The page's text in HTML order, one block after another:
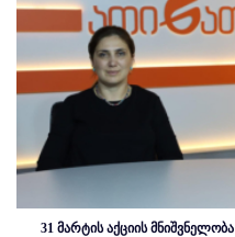
31 მარტის აქციის მნიშვნელობა